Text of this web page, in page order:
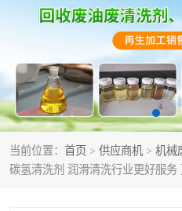
当前位置： 首页 > 供应商机 > 机械
碳氢清洗剂 润滑清洗行业更好服务
废溶剂油回收
废碳氢回收
碳氢二氯回收